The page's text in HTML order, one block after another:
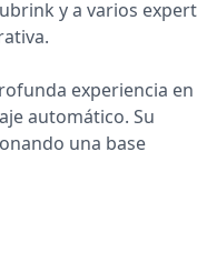
y a varios
experiencia en
automático. Su
una base